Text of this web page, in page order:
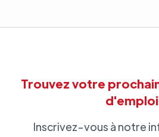
Trouvez votre
Inscrivez-vous à notre